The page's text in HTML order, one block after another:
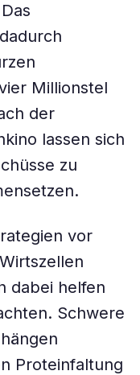
Millionstel
der
lassen sich
zu
vor
dabei helfen
Schwere
Proteinfaltung